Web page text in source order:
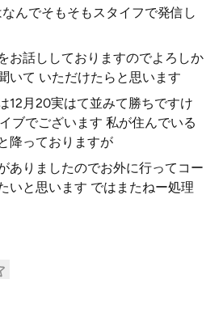
んでそもそもスタイフで発信し
お話ししておりますのでよろしか
いて いただけたらと思います
12月20実はて並みて勝ちですけ
ブでございます 私が住んでいる
降っておりますが
ありましたのでお外に行ってコー
いと思います ではまたねー処理